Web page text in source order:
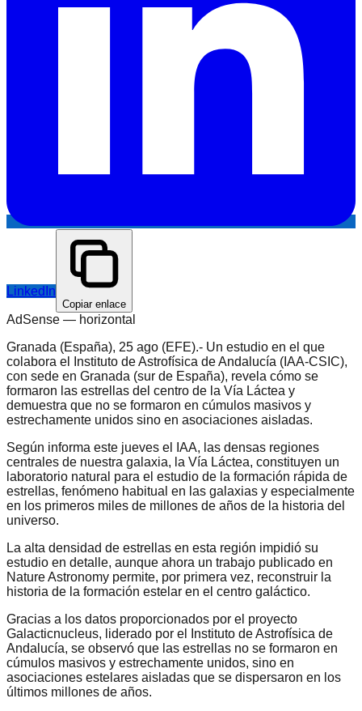
LinkedIn
Copiar enlace
AdSense — horizontal
Granada (España), 25 ago (EFE).- Un estudio en el que
colabora el Instituto de Astrofísica de Andalucía (IAA-CSIC),
con sede en Granada (sur de España), revela cómo se
formaron las estrellas del centro de la Vía Láctea y
demuestra que no se formaron en cúmulos masivos y
estrechamente unidos sino en asociaciones aisladas.
Según informa este jueves el IAA, las densas regiones
centrales de nuestra galaxia, la Vía Láctea, constituyen un
laboratorio natural para el estudio de la formación rápida de
estrellas, fenómeno habitual en las galaxias y especialmente
en los primeros miles de millones de años de la historia del
universo.
La alta densidad de estrellas en esta región impidió su
estudio en detalle, aunque ahora un trabajo publicado en
Nature Astronomy permite, por primera vez, reconstruir la
historia de la formación estelar en el centro galáctico.
Gracias a los datos proporcionados por el proyecto
Galacticnucleus, liderado por el Instituto de Astrofísica de
Andalucía, se observó que las estrellas no se formaron en
cúmulos masivos y estrechamente unidos, sino en
asociaciones estelares aisladas que se dispersaron en los
últimos millones de años.